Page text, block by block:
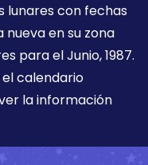
lunares con fechas
en su zona
para el Junio, 1987.
calendario
la información